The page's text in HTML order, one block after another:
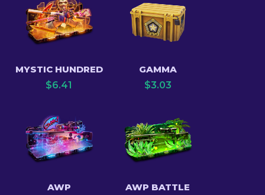
MYSTIC HUNDRED
$6.41
GAMMA
$3.03
AWP
AWP BATTLE